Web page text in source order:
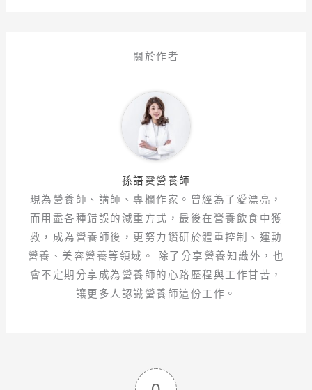
關於作者
孫語霙營養師
現為營養師、講師、專欄作家。曾經為了愛漂亮，
而用盡各種錯誤的減重方式，最後在營養飲食中獲
救，成為營養師後，更努力鑽研於體重控制、運動
營養、美容營養等領域。 除了分享營養知識外，也
會不定期分享成為營養師的心路歷程與工作甘苦，
讓更多人認識營養師這份工作。